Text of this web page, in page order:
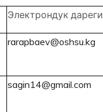
Электрондук дареги
rarapbaev@oshsu.kg
sagin14@gmail.com